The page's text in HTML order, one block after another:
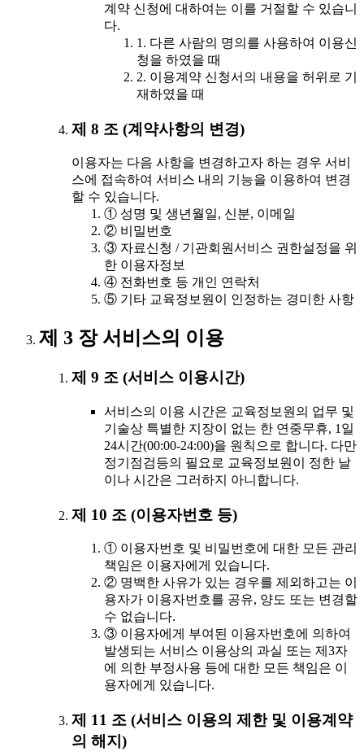
계약 신청에 대하여는 이를 거절할 수 있습니
다.
1. 다른 사람의 명의를 사용하여 이용신
청을 하였을 때
2. 이용계약 신청서의 내용을 허위로 기
재하였을 때
제 8 조 (계약사항의 변경)
이용자는 다음 사항을 변경하고자 하는 경우 서비
스에 접속하여 서비스 내의 기능을 이용하여 변경
할 수 있습니다.
① 성명 및 생년월일, 신분, 이메일
② 비밀번호
③ 자료신청 / 기관회원서비스 권한설정을 위
한 이용자정보
④ 전화번호 등 개인 연락처
⑤ 기타 교육정보원이 인정하는 경미한 사항
제 3 장 서비스의 이용
제 9 조 (서비스 이용시간)
서비스의 이용 시간은 교육정보원의 업무 및
기술상 특별한 지장이 없는 한 연중무휴, 1일
24시간(00:00-24:00)을 원칙으로 합니다. 다만
정기점검등의 필요로 교육정보원이 정한 날
이나 시간은 그러하지 아니합니다.
제 10 조 (이용자번호 등)
① 이용자번호 및 비밀번호에 대한 모든 관리
책임은 이용자에게 있습니다.
② 명백한 사유가 있는 경우를 제외하고는 이
용자가 이용자번호를 공유, 양도 또는 변경할
수 없습니다.
③ 이용자에게 부여된 이용자번호에 의하여
발생되는 서비스 이용상의 과실 또는 제3자
에 의한 부정사용 등에 대한 모든 책임은 이
용자에게 있습니다.
제 11 조 (서비스 이용의 제한 및 이용계약
의 해지)